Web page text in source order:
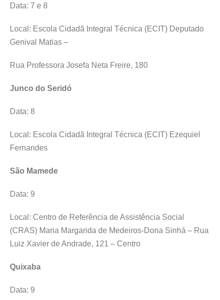
Data: 7 e 8
Local: Escola Cidadã Integral Técnica (ECIT) Deputado
Genival Matias –
Rua Professora Josefa Neta Freire, 180
Junco do Seridó
Data: 8
Local: Escola Cidadã Integral Técnica (ECIT) Ezequiel
Fernandes
São Mamede
Data: 9
Local: Centro de Referência de Assistência Social
(CRAS) Maria Margarida de Medeiros-Dona Sinhá – Rua
Luiz Xavier de Andrade, 121 – Centro
Quixaba
Data: 9